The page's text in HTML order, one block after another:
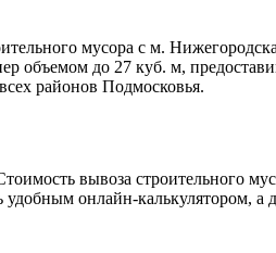
мусора с м.
объемом до 27 куб. м,
районов Подмосковья.
вывоза строительного
онлайн-калькулятором, а